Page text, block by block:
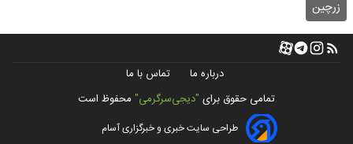
زرچین
درباره ما
تماس با ما
تمامی حقوق برای "دیجی‌سرگرمی" محفوظ است
طراحی سایت خبری و خبرگزاری آسام